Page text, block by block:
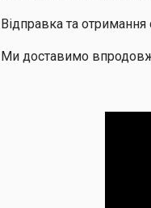
Відправка та
Ми доставимо